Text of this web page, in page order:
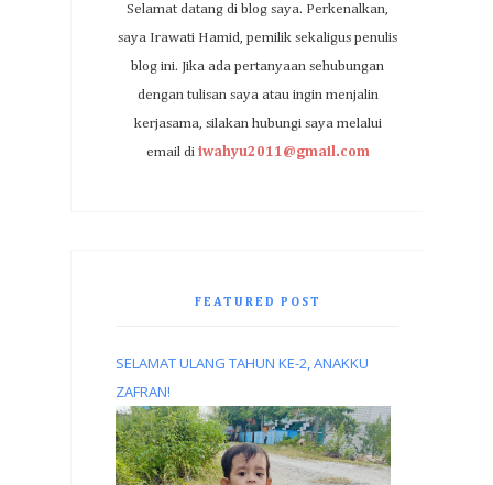
Selamat datang di blog saya. Perkenalkan,
saya Irawati Hamid, pemilik sekaligus penulis
blog ini. Jika ada pertanyaan sehubungan
dengan tulisan saya atau ingin menjalin
kerjasama, silakan hubungi saya melalui
email di iwahyu2011@gmail.com
FEATURED POST
SELAMAT ULANG TAHUN KE-2, ANAKKU
ZAFRAN!